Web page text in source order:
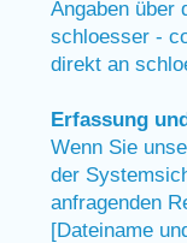
Angaben über
schloesser -
direkt an
Erfassung
Wenn Sie
der
anfragenden
[Dateiname